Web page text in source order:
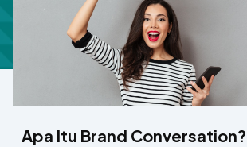
Apa Itu Brand